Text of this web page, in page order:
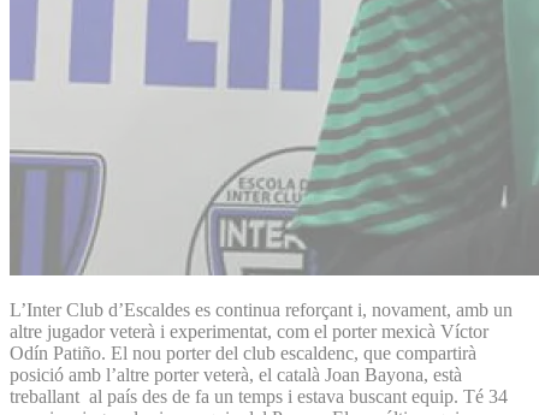
L’Inter Club d’Escaldes es continua reforçant i, novament, amb un
altre jugador veterà i experimentat, com el porter mexicà Víctor
Odín Patiño. El nou porter del club escaldenc, que compartirà
posició amb l’altre porter veterà, el català Joan Bayona, està
treballant al país des de fa un temps i estava buscant equip. Té 34